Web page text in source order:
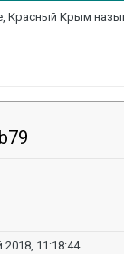
Красный Крым
2018, 11:18:44